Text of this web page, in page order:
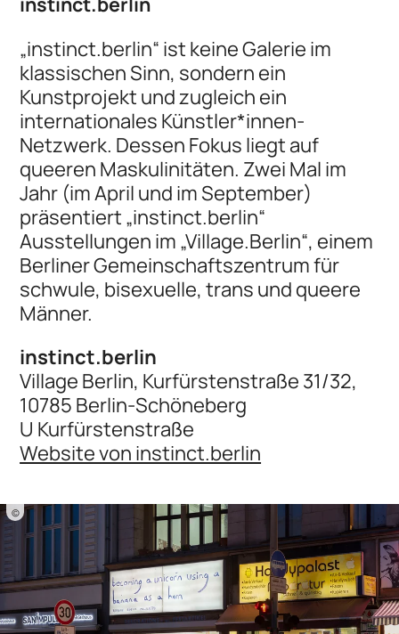
„instinct.berlin“ ist keine Galerie im
klassischen Sinn, sondern ein
Kunstprojekt und zugleich ein
internationales Künstler*innen-
Netzwerk. Dessen Fokus liegt auf
queeren Maskulinitäten. Zwei Mal im
Jahr (im April und im September)
präsentiert „instinct.berlin“
Ausstellungen im „Village.Berlin“, einem
Berliner Gemeinschaftszentrum für
schwule, bisexuelle, trans und queere
Männer.
instinct.berlin
Village Berlin, Kurfürstenstraße 31/32,
10785 Berlin-Schöneberg
U Kurfürstenstraße
Website von instinct.berlin
©